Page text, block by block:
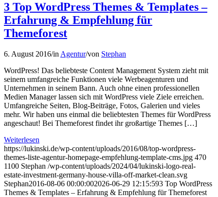
3 Top WordPress Themes & Templates –
Erfahrung & Empfehlung für
Themeforest
6. August 2016/in Agentur/von Stephan
WordPress! Das beliebteste Content Management System zieht mit
seinem umfangreiche Funktionen viele Werbeagenturen und
Unternehmen in seinem Bann. Auch ohne einen professionellen
Medien Manager lassen sich mit WordPress viele Ziele erreichen.
Umfangreiche Seiten, Blog-Beiträge, Fotos, Galerien und vieles
mehr. Wir haben uns einmal die beliebtesten Themes für WordPress
angeschaut! Bei Themeforest findet ihr großartige Themes […]
Weiterlesen
https://lukinski.de/wp-content/uploads/2016/08/top-wordpress-
themes-liste-agentur-homepage-empfehlung-template-cms.jpg 470
1100 Stephan /wp-content/uploads/2024/04/lukinski-logo-real-
estate-investment-germany-house-villa-off-market-clean.svg
Stephan2016-08-06 00:00:002026-06-29 12:15:593 Top WordPress
Themes & Templates – Erfahrung & Empfehlung für Themeforest